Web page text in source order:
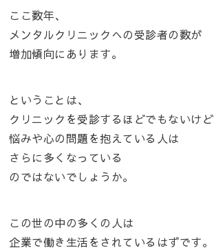
ここ数年、
メンタルクリニックへの受診者の数が
増加傾向にあります。
ということは、
クリニックを受診するほどでもないけど
悩みや心の問題を抱えている人は
さらに多くなっている
のではないでしょうか。
この世の中の多くの人は
企業で働き生活をされているはずです。